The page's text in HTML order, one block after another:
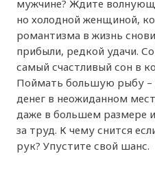
мужчине? Ждите
но холодной женщиной,
романтизма в жизнь
прибыли, редкой удачи.
самый счастливый сон в
Поймать большую рыбу –
денег в неожиданном
даже в большем размере
за труд. К чему снится
рук? Упустите свой шанс.